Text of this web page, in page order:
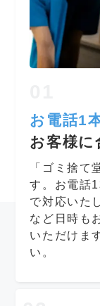
お電話1
お客様に
「ゴミ捨て
す。お電話
で対応いた
など日時も
いただけま
い。